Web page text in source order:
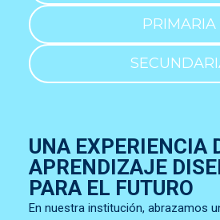
PRIMARIA
UNA EXPERIENCIA
APRENDIZAJE
PARA EL FUTURO
En nuestra institución, abrazamos